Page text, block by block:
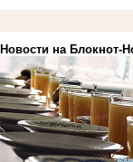
Новости на Блoкнoт-